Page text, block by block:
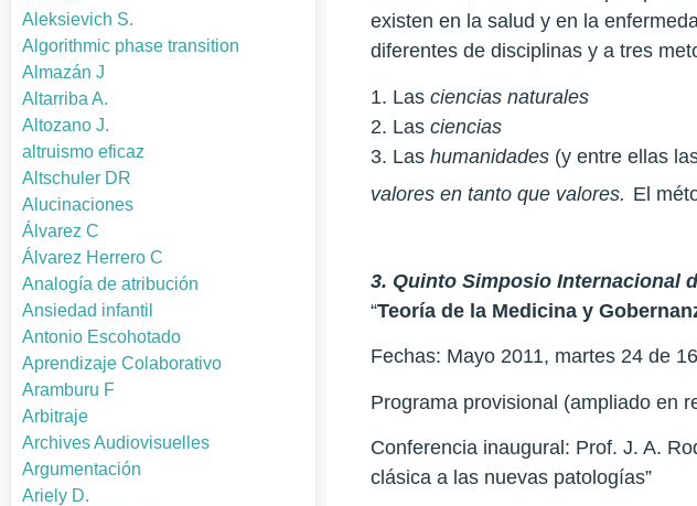
Aleksievich S.
Algorithmic phase transition
Almazán J
Altarriba A.
Altozano J.
altruismo eficaz
Altschuler DR
Alucinaciones
Álvarez C
Álvarez Herrero C
Analogía de atribución
Ansiedad infantil
Antonio Escohotado
Aprendizaje Colaborativo
Aramburu F
Arbitraje
Archives Audiovisuelles
Argumentación
Ariely D.
existen en la salud y en la
diferentes de disciplinas y a tres
1. Lasciencias naturales
2. Lasciencias
3. Lashumanidades (y entre ellas
valores en tanto que valores. El
3. Quinto Simposio Internacional
“Teoría de la Medicina y
Fechas: Mayo 2011, martes 24 de
Programa provisional (ampliado en
Conferencia inaugural: Prof. J. A.
clásica a las nuevas patologías”